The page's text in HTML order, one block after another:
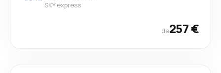
SKY express
de257 €